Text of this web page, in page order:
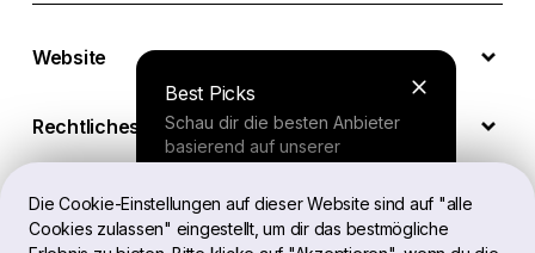
Die Cookie-Einstellungen auf dieser Website sind auf "alle
Cookies zulassen" eingestellt, um dir das bestmögliche
Best Picks
Schau dir die besten Anbieter
basierend auf unserer
Website
Rechtliches
DE